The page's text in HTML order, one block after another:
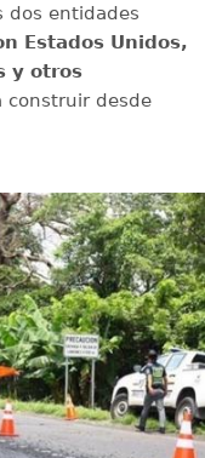
dos entidades
Estados Unidos,
y otros
desde